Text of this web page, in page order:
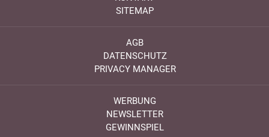
SITEMAP
AGB
DATENSCHUTZ
PRIVACY MANAGER
WERBUNG
NEWSLETTER
GEWINNSPIEL